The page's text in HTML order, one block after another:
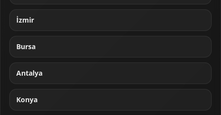
İzmir
Bursa
Antalya
Konya